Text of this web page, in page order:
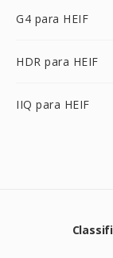
G4 para HEIF
HDR para HEIF
IIQ para HEIF